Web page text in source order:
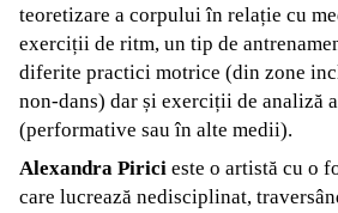
teoretizare a corpului în relație cu
exerciții de ritm, un tip de
diferite practici motrice (din zone
non-dans) dar și exerciții de analiză
(performative sau în alte medii).
Alexandra Pirici este o artistă cu o
care lucrează nedisciplinat,